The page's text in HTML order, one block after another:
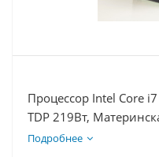
Процессор Intel Core
TDP 219Вт,
Видеокарта RTX 5060
Подробнее